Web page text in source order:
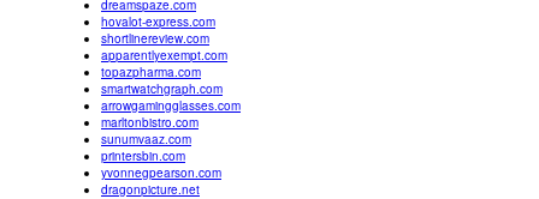
dreamspaze.com
hovalot-express.com
shortlinereview.com
apparentlyexempt.com
topazpharma.com
smartwatchgraph.com
arrowgamingglasses.com
marltonbistro.com
sunumvaaz.com
printersbin.com
yvonnegpearson.com
dragonpicture.net